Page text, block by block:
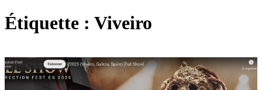
Étiquette : Viveiro